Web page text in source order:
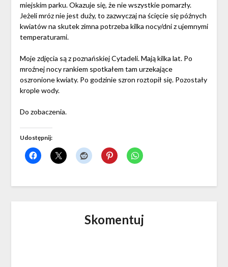
miejskim parku. Okazuje się, że nie wszystkie pomarzły.
Jeżeli mróz nie jest duży, to zazwyczaj na ścięcie się późnych
kwiatów na skutek zimna potrzeba kilka nocy/dni z ujemnymi
temperaturami.
Moje zdjęcia są z poznańskiej Cytadeli. Mają kilka lat. Po
mroźnej nocy rankiem spotkałem tam urzekające
oszronione kwiaty. Po godzinie szron roztopił się. Pozostały
krople wody.
Do zobaczenia.
Udostępnij:
Skomentuj